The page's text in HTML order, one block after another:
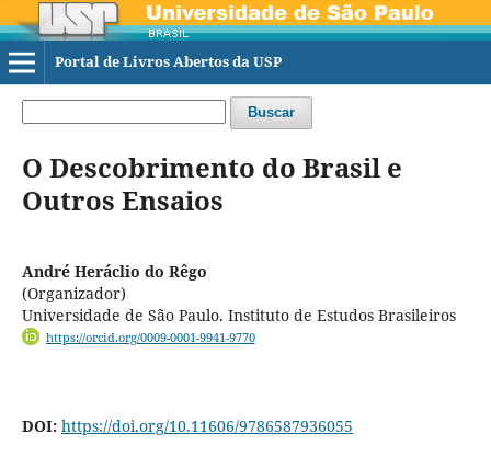
Portal de Livros Abertos da USP
Buscar
O Descobrimento do Brasil e
Outros Ensaios
André Heráclio do Rêgo
(Organizador)
Universidade de São Paulo. Instituto de Estudos Brasileiros
https://orcid.org/0009-0001-9941-9770
DOI: https://doi.org/10.11606/9786587936055